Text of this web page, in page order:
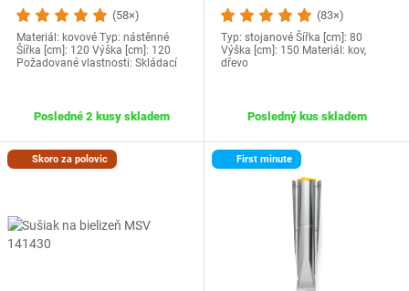
(58×)
Materiál: kovové Typ: nástěnné
Šířka [cm]: 120 Výška [cm]: 120
Požadované vlastnosti: Skládací
Posledné 2 kusy skladem
(83×)
Typ: stojanové Šířka [cm]: 80
Výška [cm]: 150 Materiál: kov,
dřevo
Posledný kus skladem
Skoro za polovic First minute